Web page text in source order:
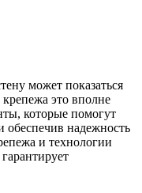
может показаться
это вполне
которые помогут
обеспечив надежность
и технологии